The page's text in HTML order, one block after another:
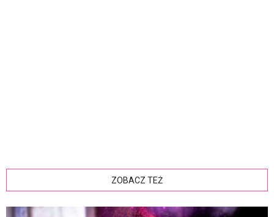
ZOBACZ TEŻ